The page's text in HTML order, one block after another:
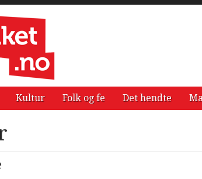
Kultur Folk og fe Det hendte